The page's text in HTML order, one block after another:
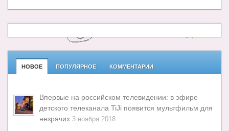
НОВОЕ ПОПУЛЯРНОЕ КОММЕНТАРИИ
Впервые на российском телевидении: в эфире
детского телеканала TiJi появится мультфильм для
незрячих 3 ноября 2018